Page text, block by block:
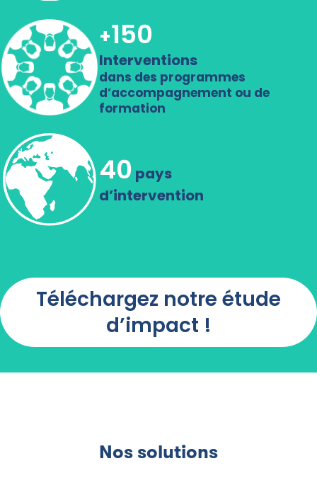
+150
Interventions
dans des programmes
d’accompagnement ou de
formation
40 pays
d’intervention
Téléchargez notre étude
d’impact !
Nos solutions